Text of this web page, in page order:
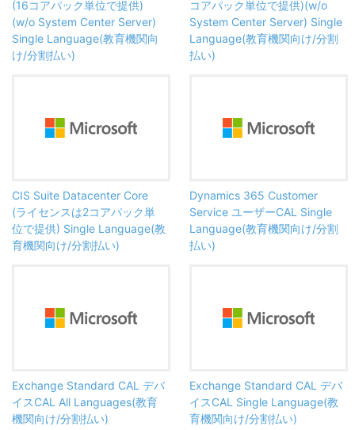
(16コアパック単位で提供)
(w/o System Center Server)
Single Language(教育機関向
け/分割払い)
コアパック単位で提供)(w/o
System Center Server) Single
Language(教育機関向け/分割
払い)
CIS Suite Datacenter Core
(ライセンスは2コアパック単
位で提供) Single Language(教
育機関向け/分割払い)
Dynamics 365 Customer
Service ユーザーCAL Single
Language(教育機関向け/分割
払い)
Exchange Standard CAL デバ
イスCAL All Languages(教育
機関向け/分割払い)
Exchange Standard CAL デバ
イスCAL Single Language(教
育機関向け/分割払い)